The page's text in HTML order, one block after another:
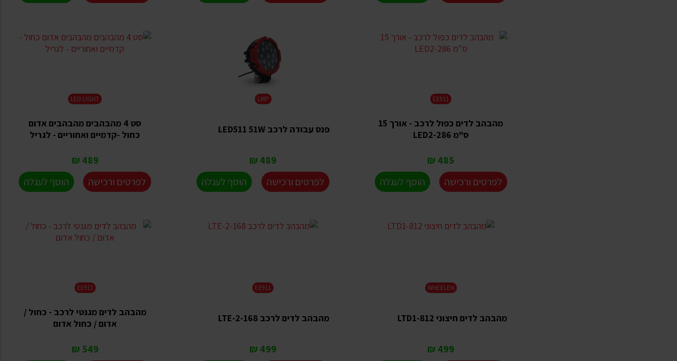
EE911
מהבהב לדים כפול לרכב - אורך 15
ס"מ LED2-286
485 ₪
לפרטים ורכישה
הוסף לעגלה
LMP
פנס עבודה לרכב LED511 51W
489 ₪
לפרטים ורכישה
הוסף לעגלה
LED LIGHT
סט 4 מהבהבים מהבהבים אדום
כחול -קדמיים ואחוריים - לגריל
489 ₪
לפרטים ורכישה
הוסף לעגלה
WHEELEN
מהבהב לדים חיצוני LTD1-812
499 ₪
EE911
מהבהב לדים לרכב LTE-2-168
499 ₪
EE911
מהבהב לדים מגנטי לרכב - כחול /
אדום / כחול אדום
549 ₪